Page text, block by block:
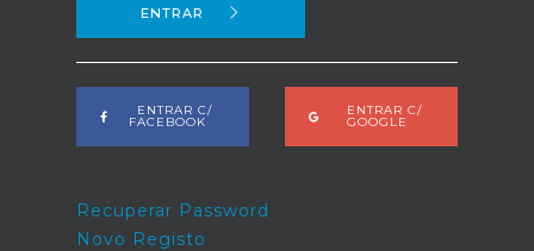
ENTRAR
ENTRAR C/
FACEBOOK
ENTRAR C/
GOOGLE
Recuperar Password
Novo Registo